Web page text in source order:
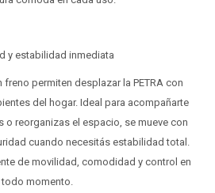
y estabilidad inmediata
permiten desplazar la PETRA con
del hogar. Ideal para acompañarte
o reorganizas el espacio, se mueve con
cuando necesitás estabilidad total.
de movilidad, comodidad y control en
todo momento.